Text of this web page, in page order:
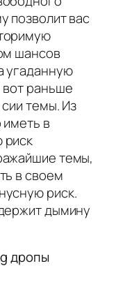
позволит вас
шансов
угаданную
вот раньше
сии темы. Из
в
риск
темы,
в своем
риск.
дымину
дропы